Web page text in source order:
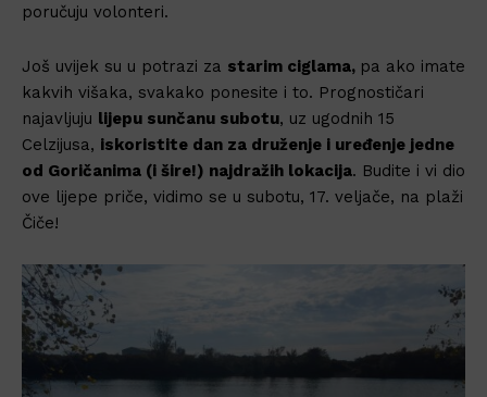
poručuju volonteri.
Još uvijek su u potrazi za starim ciglama, pa ako imate
kakvih višaka, svakako ponesite i to. Prognostičari
najavljuju lijepu sunčanu subotu, uz ugodnih 15
Celzijusa, iskoristite dan za druženje i uređenje jedne
od Goričanima (i šire!) najdražih lokacija. Budite i vi dio
ove lijepe priče, vidimo se u subotu, 17. veljače, na plaži
Čiče!